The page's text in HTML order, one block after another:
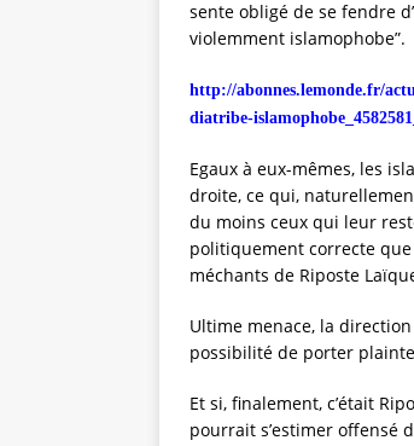
sente obligé de se fendre
violemment islamophobe”.
http://abonnes.lemonde.fr/
diatribe-
Egaux à eux-mêmes, les
droite, ce qui,
du moins ceux qui leur
politiquement correcte
méchants de Riposte
Ultime menace, la
possibilité de porter
Et si, finalement, c’était
pourrait s’estimer offensé